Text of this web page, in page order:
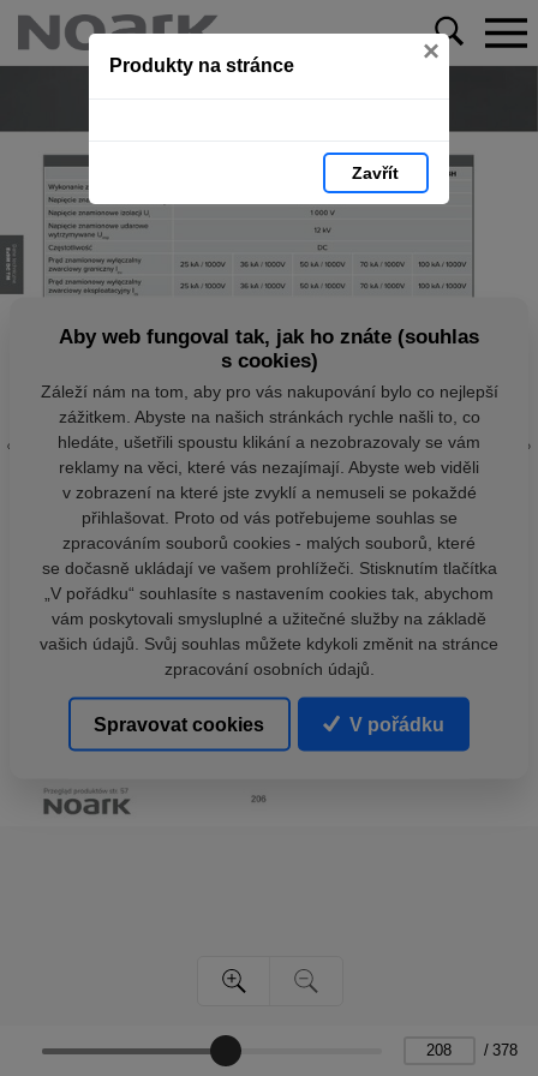
Produkty na stránce ×
Zavřít
/ 378
Aby web fungoval tak, jak ho znáte (souhlas
s cookies)
Záleží nám na tom, aby pro vás nakupování bylo co nejlepší
zážitkem. Abyste na našich stránkách rychle našli to, co
hledáte, ušetřili spoustu klikání a nezobrazovaly se vám
reklamy na věci, které vás nezajímají. Abyste web viděli
v zobrazení na které jste zvyklí a nemuseli se pokaždé
přihlašovat. Proto od vás potřebujeme souhlas se
zpracováním souborů cookies - malých souborů, které
se dočasně ukládají ve vašem prohlížeči. Stisknutím tlačítka
„V pořádku“ souhlasíte s nastavením cookies tak, abychom
vám poskytovali smysluplné a užitečné služby na základě
vašich údajů. Svůj souhlas můžete kdykoli změnit na stránce
zpracování osobních údajů.
Spravovat cookies V pořádku